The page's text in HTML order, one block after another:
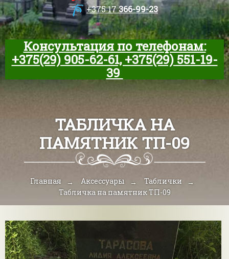
+375 17366-99-23
Консультация по телефонам:
+375(29) 905-62-61, +375(29) 551-19-
39
ТАБЛИЧКА НА
ПАМЯТНИК ТП-09
Главная Аксессуары
Таблички
Табличка на памятник ТП-09